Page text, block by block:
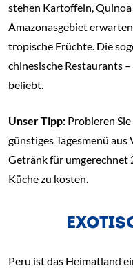
stehen Kartoffeln,
Amazonasgebiet
tropische Früchte. Die
chinesische Restaurants
beliebt.
Unser Tipp: Probieren
günstiges Tagesmenü
Getränk für umgerechnet
Küche zu kosten.
Peru ist das Heimatland